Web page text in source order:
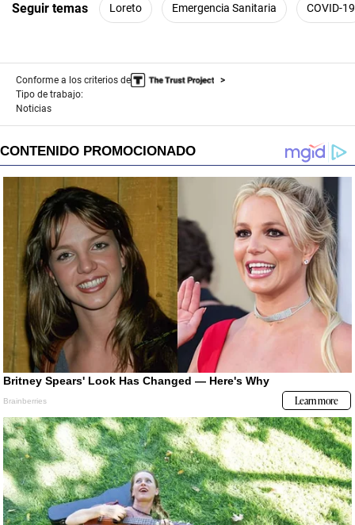
Seguir temas Loreto Emergencia Sanitaria COVID-19
Conforme a los criterios de
Tipo de trabajo:
Noticias